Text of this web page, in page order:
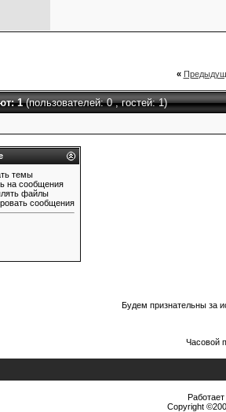
«
1(пользователей: 0 , гостей: 1)
темы
на сообщения
файлы
сообщения
Будем признательны за
Часовой
Copyright